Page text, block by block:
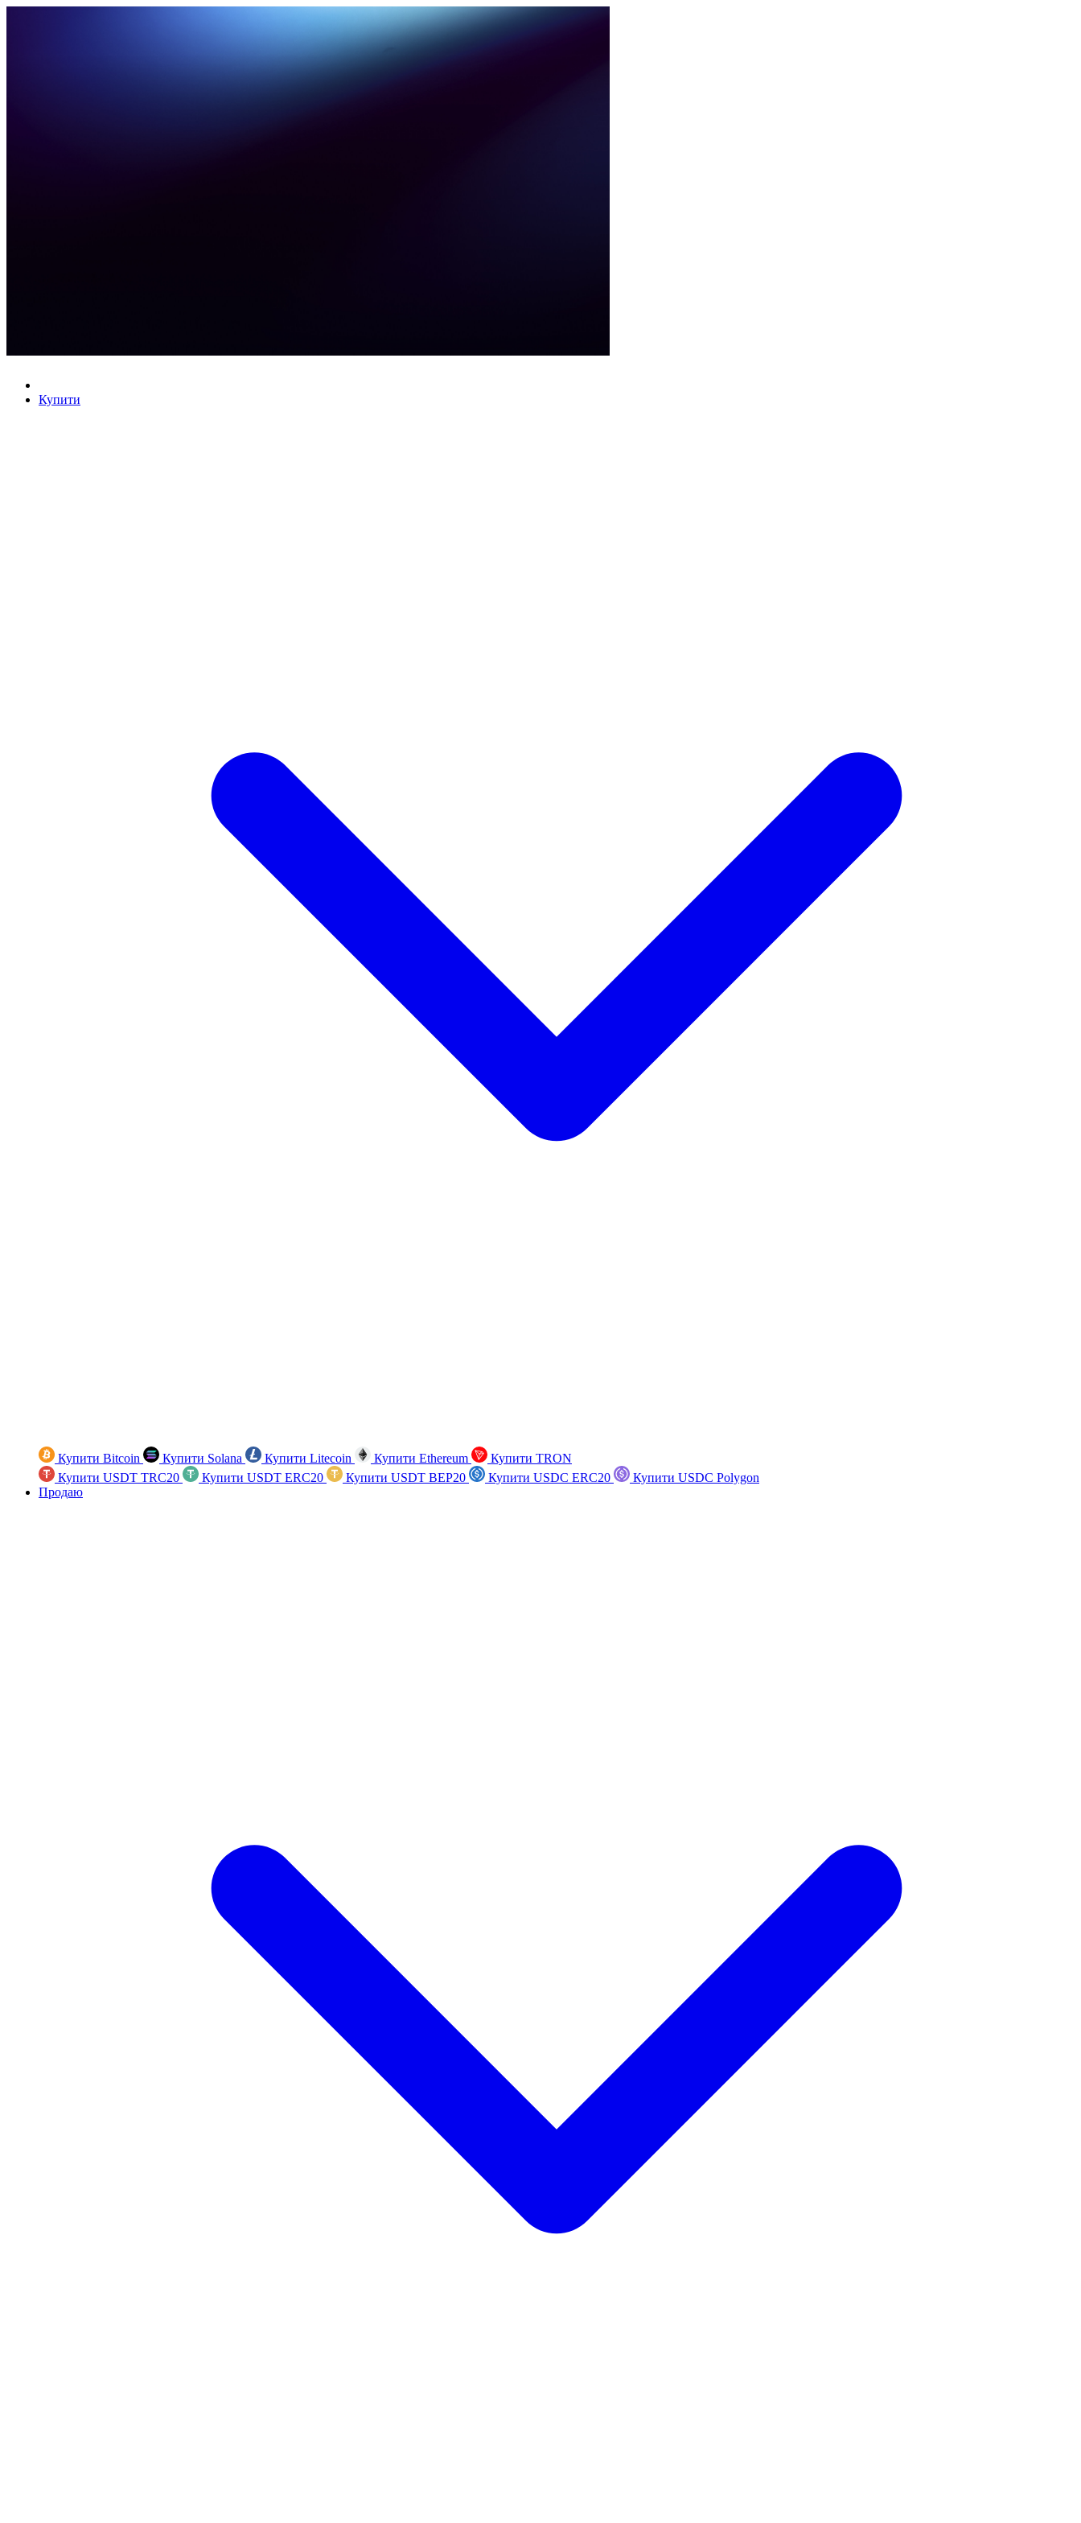
Купити
Купити Bitcoin Купити Solana Купити Litecoin Купити Ethereum
Купити TRON
Купити USDT TRC20
Купити USDT ERC20 Купити USDT BEP20 Купити USDC ERC20
Купити USDC Polygon
Продаю